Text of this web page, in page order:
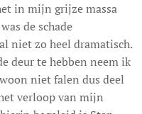
in mijn grijze massa
de schade
niet zo heel dramatisch.
deur te hebben neem ik
niet falen dus deel
verloop van mijn